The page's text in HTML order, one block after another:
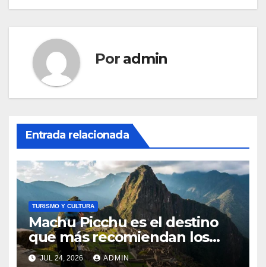
Por admin
Entrada relacionada
TURISMO Y CULTURA
Machu Picchu es el destino
que más recomiendan los
peruanos a los turistas
JUL 24, 2026 ADMIN